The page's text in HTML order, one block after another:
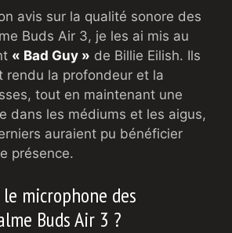
avis sur la qualité sonore des
Buds Air 3, je les ai mis au
« Bad Guy » de Billie Eilish. Ils
rendu la profondeur et la
tout en maintenant une
dans les médiums et les aigus,
auraient pu bénéficier
présence.
microphone des
Buds Air 3 ?